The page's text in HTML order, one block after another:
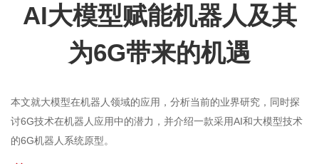
AI大模型赋能机器人及其
为6G带来的机遇
本文就大模型在机器人领域的应用，分析当前的业界研究，同时探
讨6G技术在机器人应用中的潜力，并介绍一款采用AI和大模型技术
的6G机器人系统原型。